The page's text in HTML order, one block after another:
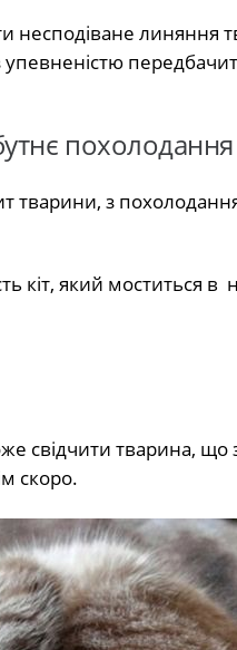
несподіване линяння
похолодання
тварини, з
кіт, який моститься в
свідчити тварина, що
скоро.